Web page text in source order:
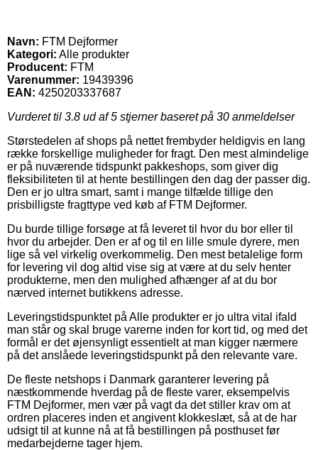
Navn: FTM Dejformer
Kategori: Alle produkter
Producent: FTM
Varenummer: 19439396
EAN: 4250203337687
Vurderet til 3.8 ud af 5 stjerner baseret på 30 anmeldelser
Størstedelen af shops på nettet frembyder heldigvis en lang
række forskellige muligheder for fragt. Den mest almindelige
er på nuværende tidspunkt pakkeshops, som giver dig
fleksibiliteten til at hente bestillingen den dag der passer dig.
Den er jo ultra smart, samt i mange tilfælde tillige den
prisbilligste fragttype ved køb af FTM Dejformer.
Du burde tillige forsøge at få leveret til hvor du bor eller til
hvor du arbejder. Den er af og til en lille smule dyrere, men
lige så vel virkelig overkommelig. Den mest betalelige form
for levering vil dog altid vise sig at være at du selv henter
produkterne, men den mulighed afhænger af at du bor
nærved internet butikkens adresse.
Leveringstidspunktet på Alle produkter er jo ultra vital ifald
man står og skal bruge varerne inden for kort tid, og med det
formål er det øjensynligt essentielt at man kigger nærmere
på det anslåede leveringstidspunkt på den relevante vare.
De fleste netshops i Danmark garanterer levering på
næstkommende hverdag på de fleste varer, eksempelvis
FTM Dejformer, men vær på vagt da det stiller krav om at
ordren placeres inden et angivent klokkeslæt, så at de har
udsigt til at kunne nå at få bestillingen på posthuset før
medarbejderne tager hjem.